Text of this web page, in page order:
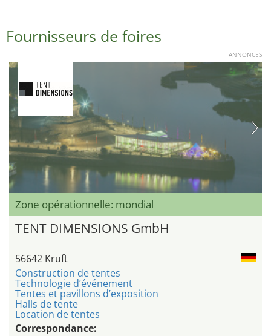
Fournisseurs de foires
ANNONCES
Zone opérationnelle: mondial
TENT DIMENSIONS GmbH
56642 Kruft
Construction de tentes
Technologie d’événement
Tentes et pavillons d’exposition
Halls de tente
Location de tentes
Correspondance: